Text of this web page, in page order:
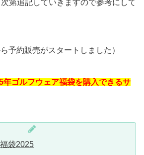
第追記していきますので参考にして
予約販売がスタートしました）
年ゴルフウェア福袋を購入できるサ
袋2025